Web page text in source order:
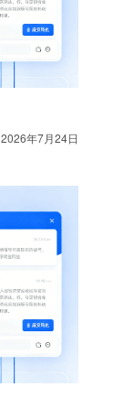
2026年7月24日